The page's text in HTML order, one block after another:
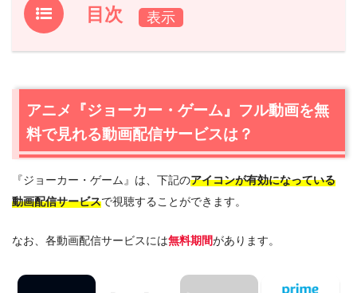
目次
1.アニメ『ジョーカー・ゲーム』フル動画を無料で見れる
一番おすすめ
1.2 アニメ『ジョーカー・ゲーム』を最安値で見るなら
Amazonプライムビデオ
2. 『ジョーカー・ゲーム』作品情報
2.1『ジョーカー・ゲーム』あらすじ
『ジョーカー・ゲーム』を見たい人におすすめの関連作
アニメ『ジョーカー・ゲーム』フル動画を無
料で見れる動画配信サービスは？
『ジョーカー・ゲーム』は、下記のアイコンが有効になっている
動画配信サービスで視聴することができます。
なお、各動画配信サービスには無料期間があります。